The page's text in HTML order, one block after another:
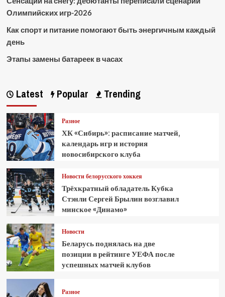
Олимпийских игр-2026
Как спорт и питание помогают быть энергичным каждый
день
Этапы замены батареек в часах
Latest Popular Trending
Разное
ХК «Сибирь»: расписание матчей,
календарь игр и история
новосибирского клуба
Новости белорусского хоккея
Трёхкратный обладатель Кубка
Стэнли Сергей Брылин возглавил
минское «Динамо»
Новости
Беларусь поднялась на две
позиции в рейтинге УЕФА после
успешных матчей клубов
Разное